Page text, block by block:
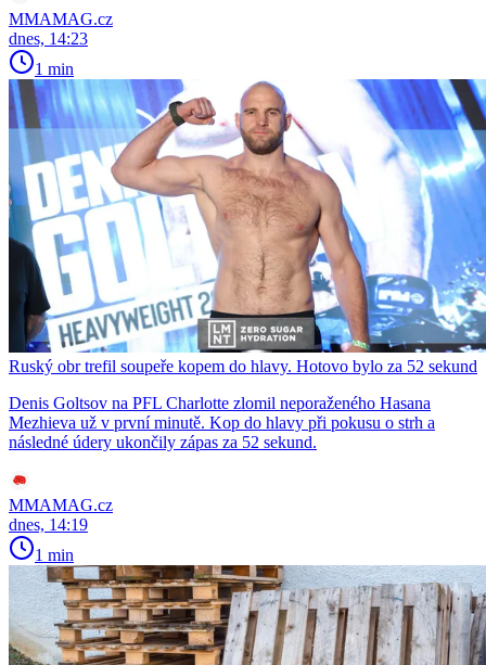
MMAMAG.cz
dnes, 14:23
1 min
Ruský obr trefil soupeře kopem do hlavy. Hotovo bylo za 52 sekund
Denis Goltsov na PFL Charlotte zlomil neporaženého Hasana
Mezhieva už v první minutě. Kop do hlavy při pokusu o strh a
následné údery ukončily zápas za 52 sekund.
MMAMAG.cz
dnes, 14:19
1 min